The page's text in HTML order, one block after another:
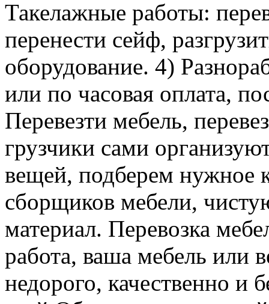
Такелажные работы:
перенести сейф,
оборудование. 4)
или по часовая оплата,
Перевезти мебель,
грузчики сами
вещей, подберем нужное
сборщиков мебели,
материал. Перевозка
работа, ваша мебель или
недорого, качественно и